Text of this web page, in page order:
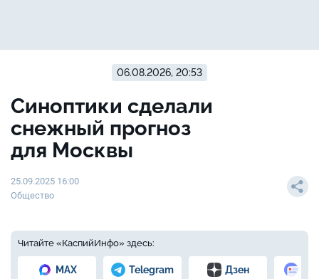
06.08.2026, 20:53
Синоптики сделали
снежный прогноз
для Москвы
25.09.2025 16:00
Общество
Читайте «КаспийИнфо» здесь:
MAX Telegram Дзен